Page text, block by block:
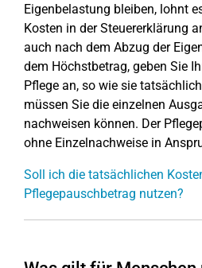
Eigenbelastung bleiben, lohnt
Kosten in der Steuererklärung
auch nach dem Abzug der
dem Höchstbetrag, geben Sie
Pflege an, so wie sie
müssen Sie die einzelnen
nachweisen können. Der
ohne Einzelnachweise in
Soll ich die tatsächlichen
Pflegepauschbetrag nutzen?